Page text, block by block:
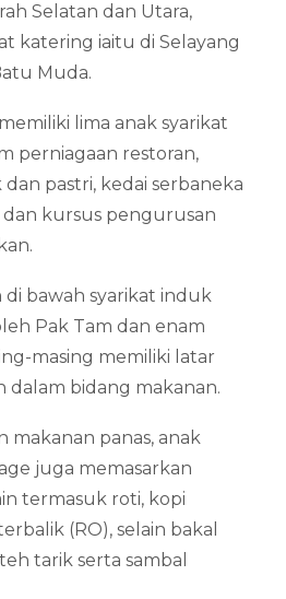
Selatan dan Utara,
katering iaitu di Selayang
Muda.
lima anak syarikat
perniagaan restoran,
pastri, kedai serbaneka
kursus pengurusan
di bawah syarikat induk
Pak Tam dan enam
masing memiliki latar
dalam bidang makanan.
makanan panas, anak
juga memasarkan
termasuk roti, kopi
(RO), selain bakal
tarik serta sambal